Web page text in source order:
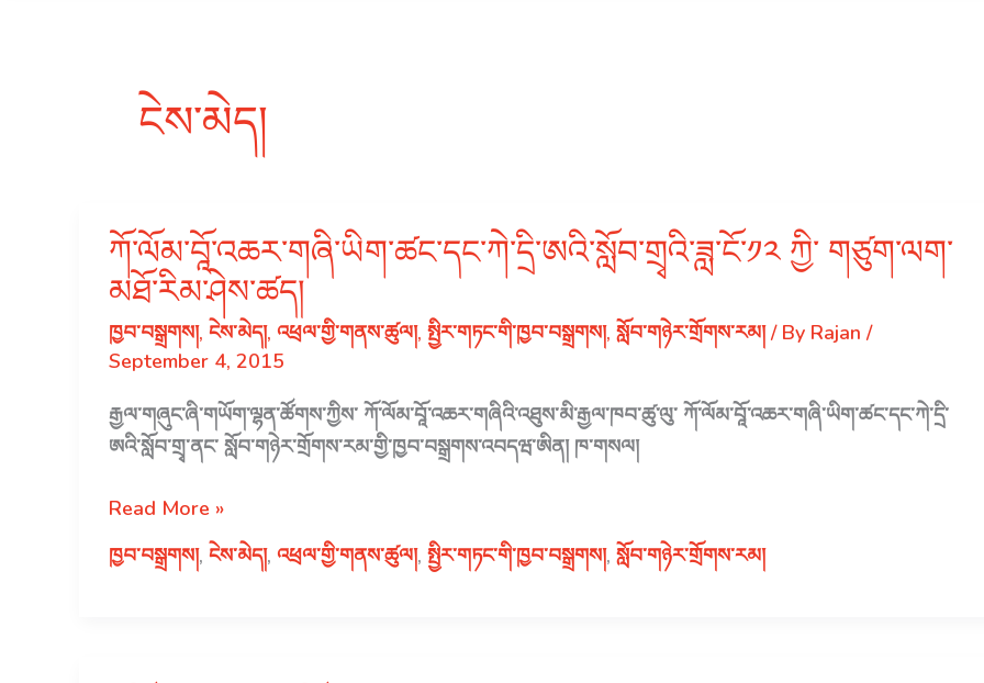
ངེས་མེད།
ཀོ་ལོམ་བཱོ་འཆར་གཞི་ཡིག་ཚང་དང་ཀེ་དྲི་ཨའི་སློབ་གྲྭའི་ཟླ་ངོ་༡༢ ཀྱི་ གཙུག་ལག་
མཐོ་རིམ་ཤེས་ཚད།
ཁྱབ་བསྒྲགས།, ངེས་མེད།, འཕྲལ་གྱི་གནས་ཚུལ།, སྤྱིར་གཏང་གི་ཁྱབ་བསྒྲགས།, སློབ་གཉེར་གྲོགས་རམ།/ By Rajan /
September 4, 2015
རྒྱལ་གཞུང་ཞི་གཡོག་ལྷན་ཚོགས་ཀྱིས་ ཀོ་ལོམ་བཱོ་འཆར་གཞིའི་འཐུས་མི་རྒྱལ་ཁབ་ཚུ་ལུ་ ཀོ་ལོམ་བཱོ་འཆར་གཞི་ཡིག་ཚང་དང་ཀེ་དྲི་
ཨའི་སློབ་གྲྭ་ནང་ སློབ་གཉེར་གྲོགས་རམ་གྱི་ཁྱབ་བསྒྲགས་འབདཝ་ཨིན། ཁ་གསལ།
ཀོ་
བཱོ་
Read More »
ཁྱབ་བསྒྲགས།, ངེས་མེད།, འཕྲལ་གྱི་གནས་ཚུལ།, སྤྱིར་གཏང་གི་ཁྱབ་བསྒྲགས།, སློབ་གཉེར་གྲོགས་རམ།